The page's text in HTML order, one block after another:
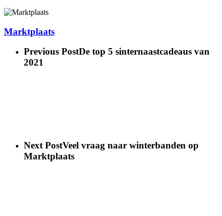
Marktplaats
Previous PostDe top 5 sinternaastcadeaus van
2021
Next PostVeel vraag naar winterbanden op
Marktplaats